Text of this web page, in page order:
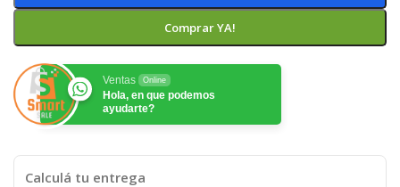
Comprar YA!
Ventas Online
Hola, en que podemos
ayudarte?
Calculá tu entrega